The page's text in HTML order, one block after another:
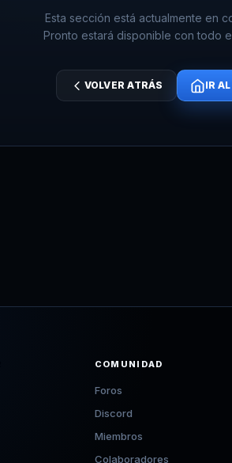
Esta sección está actualmente en
Pronto estará disponible con todo
VOLVER ATRÁS IR
COMUNIDAD
Foros
Discord
Miembros
Colaboradores